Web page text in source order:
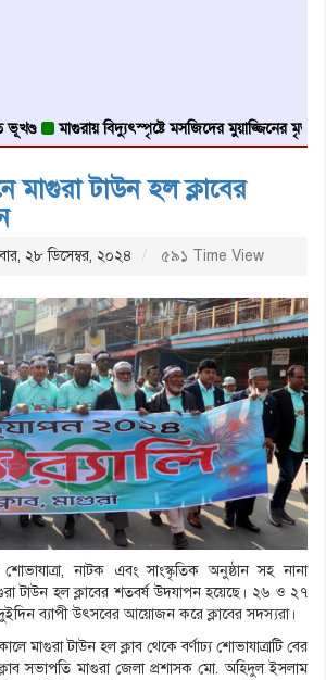
মাগুরায় বিদ্যুৎস্পৃষ্টে মসজিদের মুয়াজ্জিনের মৃত্যু আবৃত্তি
মাগুরা টাউন হল ক্লাবের
২৮ ডিসেম্বর, ২০২৪ ৫৯১ Time View
শোভাযাত্রা, নাটক এবং সাংস্কৃতিক অনুষ্ঠান সহ নানা
টাউন হল ক্লাবের শতবর্ষ উদযাপন হয়েছে। ২৬ ও ২৭
ব্যাপী উৎসবের আয়োজন করে ক্লাবের সদস্যরা।
মাগুরা টাউন হল ক্লাব থেকে বর্ণাঢ্য শোভাযাত্রাটি বের
সভাপতি মাগুরা জেলা প্রশাসক মো. অহিদুল ইসলাম